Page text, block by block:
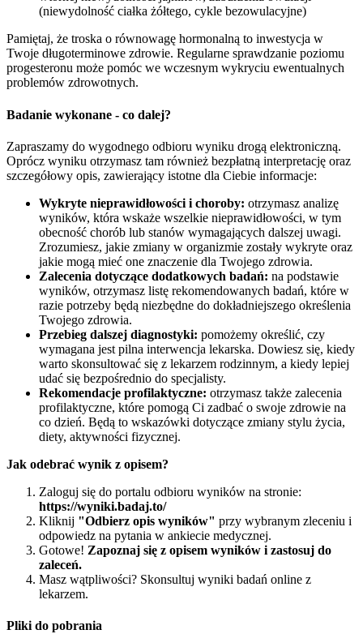
(niewydolność ciałka żółtego, cykle bezowulacyjne)
Pamiętaj, że troska o równowagę hormonalną to inwestycja w
Twoje długoterminowe zdrowie. Regularne sprawdzanie poziomu
progesteronu może pomóc we wczesnym wykryciu ewentualnych
problemów zdrowotnych.
Badanie wykonane - co dalej?
Zapraszamy do wygodnego odbioru wyniku drogą elektroniczną.
Oprócz wyniku otrzymasz tam również bezpłatną interpretację oraz
szczegółowy opis, zawierający istotne dla Ciebie informacje:
Wykryte nieprawidłowości i choroby: otrzymasz analizę
wyników, która wskaże wszelkie nieprawidłowości, w tym
obecność chorób lub stanów wymagających dalszej uwagi.
Zrozumiesz, jakie zmiany w organizmie zostały wykryte oraz
jakie mogą mieć one znaczenie dla Twojego zdrowia.
Zalecenia dotyczące dodatkowych badań: na podstawie
wyników, otrzymasz listę rekomendowanych badań, które w
razie potrzeby będą niezbędne do dokładniejszego określenia
Twojego zdrowia.
Przebieg dalszej diagnostyki: pomożemy określić, czy
wymagana jest pilna interwencja lekarska. Dowiesz się, kiedy
warto skonsultować się z lekarzem rodzinnym, a kiedy lepiej
udać się bezpośrednio do specjalisty.
Rekomendacje profilaktyczne: otrzymasz także zalecenia
profilaktyczne, które pomogą Ci zadbać o swoje zdrowie na
co dzień. Będą to wskazówki dotyczące zmiany stylu życia,
diety, aktywności fizycznej.
Jak odebrać wynik z opisem?
Zaloguj się do portalu odbioru wyników na stronie:
https://wyniki.badaj.to/
Kliknij "Odbierz opis wyników" przy wybranym zleceniu i
odpowiedz na pytania w ankiecie medycznej.
Gotowe! Zapoznaj się z opisem wyników i zastosuj do
zaleceń.
Masz wątpliwości? Skonsultuj wyniki badań online z
lekarzem.
Pliki do pobrania